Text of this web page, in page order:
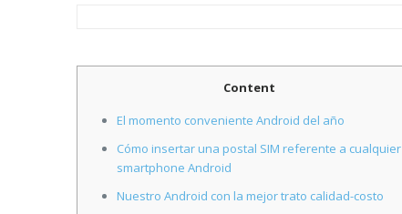
Content
El momento conveniente Android del año
Cómo insertar una postal SIM referente a cualquier
smartphone Android
Nuestro Android con la mejor trato calidad-costo